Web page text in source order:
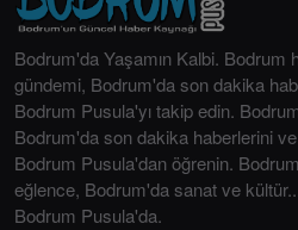
Bodrum'da Yaşamın Kalbi. Bodrum
gündemi, Bodrum'da son dakika
Bodrum Pusula'yı takip edin.
Bodrum'da son dakika haberlerini
Bodrum Pusula'dan öğrenin.
eğlence, Bodrum'da sanat ve
Bodrum Pusula'da.